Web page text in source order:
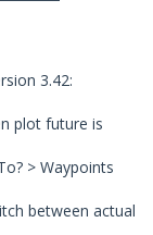
3.42:
plot future is
> Waypoints
between actual